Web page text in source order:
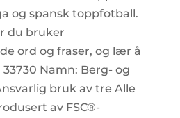
og spansk toppfotball.
du bruker
ord og fraser, og lær å
Namn: Berg- og
bruk av tre Alle
av FSC®-